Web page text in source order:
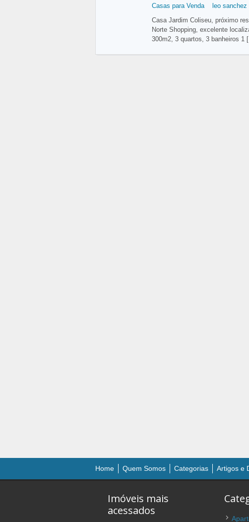
Casas para Venda leo sanchez
Casa Jardim Coliseu, próximo
Norte Shopping, excelente
300m2, 3 quartos, 3 banheiros 1
Home Quem Somos Categorias Artigos e
Imóveis mais
acessados